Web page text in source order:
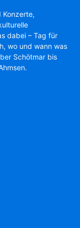
Konzerte,
dabei – Tag für
wo und wann was
Schötmar bis